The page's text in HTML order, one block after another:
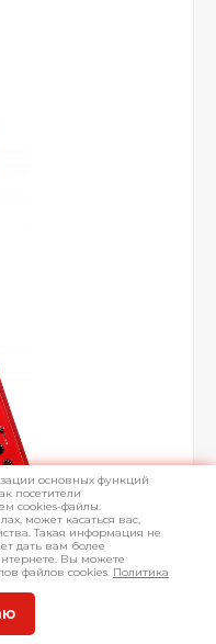
основных функций
посетители
cookies-файлы.
может касаться вас,
Такая информация не
дать вам более
Вы можете
файлов cookies. Политика